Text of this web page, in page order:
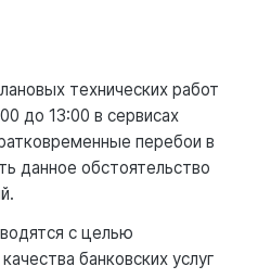
технических работ
до 13:00 в сервисах
перебои в
данное обстоятельство
с целью
банковских услуг